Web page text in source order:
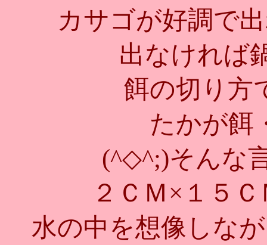
カサゴが好調で
出なければ
餌の切り方
たかが餌
(^◇^;)そんな
２ＣＭ×１５
水の中を想像しな